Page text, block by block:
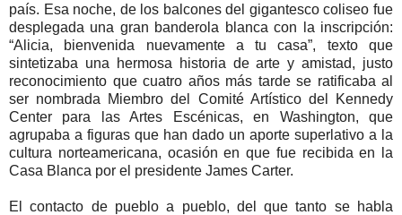
país. Esa noche, de los balcones del gigantesco coliseo fue
desplegada una gran banderola blanca con la inscripción:
“Alicia, bienvenida nuevamente a tu casa”, texto que
sintetizaba una hermosa historia de arte y amistad, justo
reconocimiento que cuatro años más tarde se ratificaba al
ser nombrada Miembro del Comité Artístico del Kennedy
Center para las Artes Escénicas, en Washington, que
agrupaba a figuras que han dado un aporte superlativo a la
cultura norteamericana, ocasión en que fue recibida en la
Casa Blanca por el presidente James Carter.
El contacto de pueblo a pueblo, del que tanto se habla